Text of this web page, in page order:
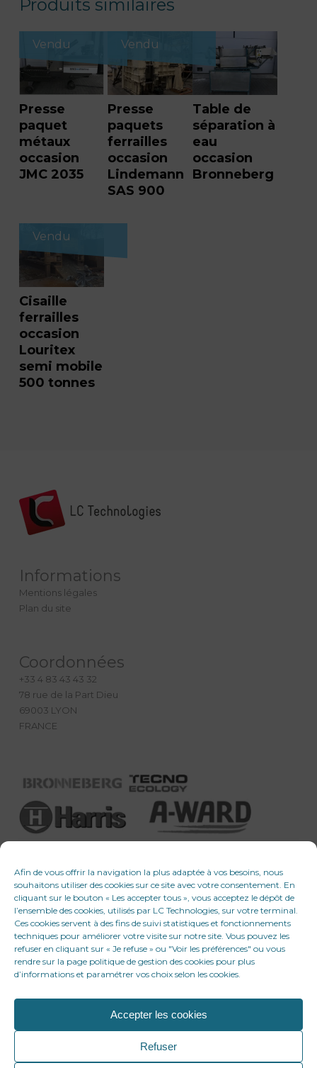
Afin de vous offrir la navigation la plus adaptée à vos besoins, nous
souhaitons utiliser des cookies sur ce site avec votre consentement. En
cliquant sur le bouton « Les accepter tous », vous acceptez le dépôt de
l’ensemble des cookies, utilisés par LC Technologies, sur votre terminal.
Ces cookies servent à des fins de suivi statistiques et fonctionnements
techniques pour améliorer votre visite sur notre site. Vous pouvez les
refuser en cliquant sur « Je refuse » ou "Voir les préférences" ou vous
rendre sur la page politique de gestion des cookies pour plus
d’informations et paramétrer vos choix selon les cookies.
Accepter les cookies
Refuser
Produits similaires
Vendu
Presse
paquet
métaux
occasion
JMC 2035
Vendu
Presse
paquets
ferrailles
occasion
Lindemann
SAS 900
Table de
séparation à
eau
occasion
Bronneberg
Vendu
Cisaille
ferrailles
occasion
Louritex
semi mobile
500 tonnes
Informations
Mentions légales
Plan du site
Coordonnées
+33 4 83 43 43 32
78 rue de la Part Dieu
69003 LYON
FRANCE